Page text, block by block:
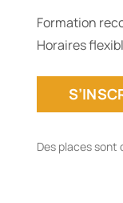
Formation
Horaires
Des places sont